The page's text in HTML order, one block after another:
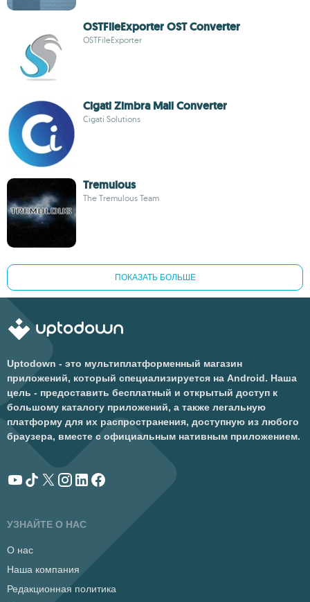
OSTFileExporter OST Converter
OSTFileExporter
Cigati Zimbra Mail Converter
Cigati Solutions
Tremulous
The Tremulous Team
ПОКАЗАТЬ БОЛЬШЕ
Uptodown - это мультиплатформенный магазин
приложений, который специализируется на Android. Наша
цель - предоставить бесплатный и открытый доступ к
большому каталогу приложений, а также легальную
платформу для их распространения, доступную из любого
браузера, вместе с официальным нативным приложением.
УЗНАЙТЕ О НАС
О нас
Наша компания
Редакционная политика